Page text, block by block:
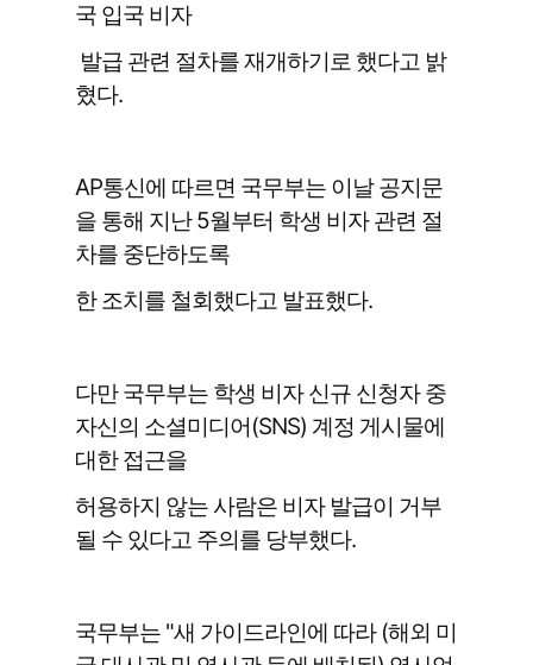
국 입국 비자
발급 관련 절차를 재개하기로 했다고 밝
혔다.
AP통신에 따르면 국무부는 이날 공지문
을 통해 지난 5월부터 학생 비자 관련 절
차를 중단하도록
한 조치를 철회했다고 발표했다.
다만 국무부는 학생 비자 신규 신청자 중
자신의 소셜미디어(SNS) 계정 게시물에
대한 접근을
허용하지 않는 사람은 비자 발급이 거부
될 수 있다고 주의를 당부했다.
국무부는 "새 가이드라인에 따라 (해외 미